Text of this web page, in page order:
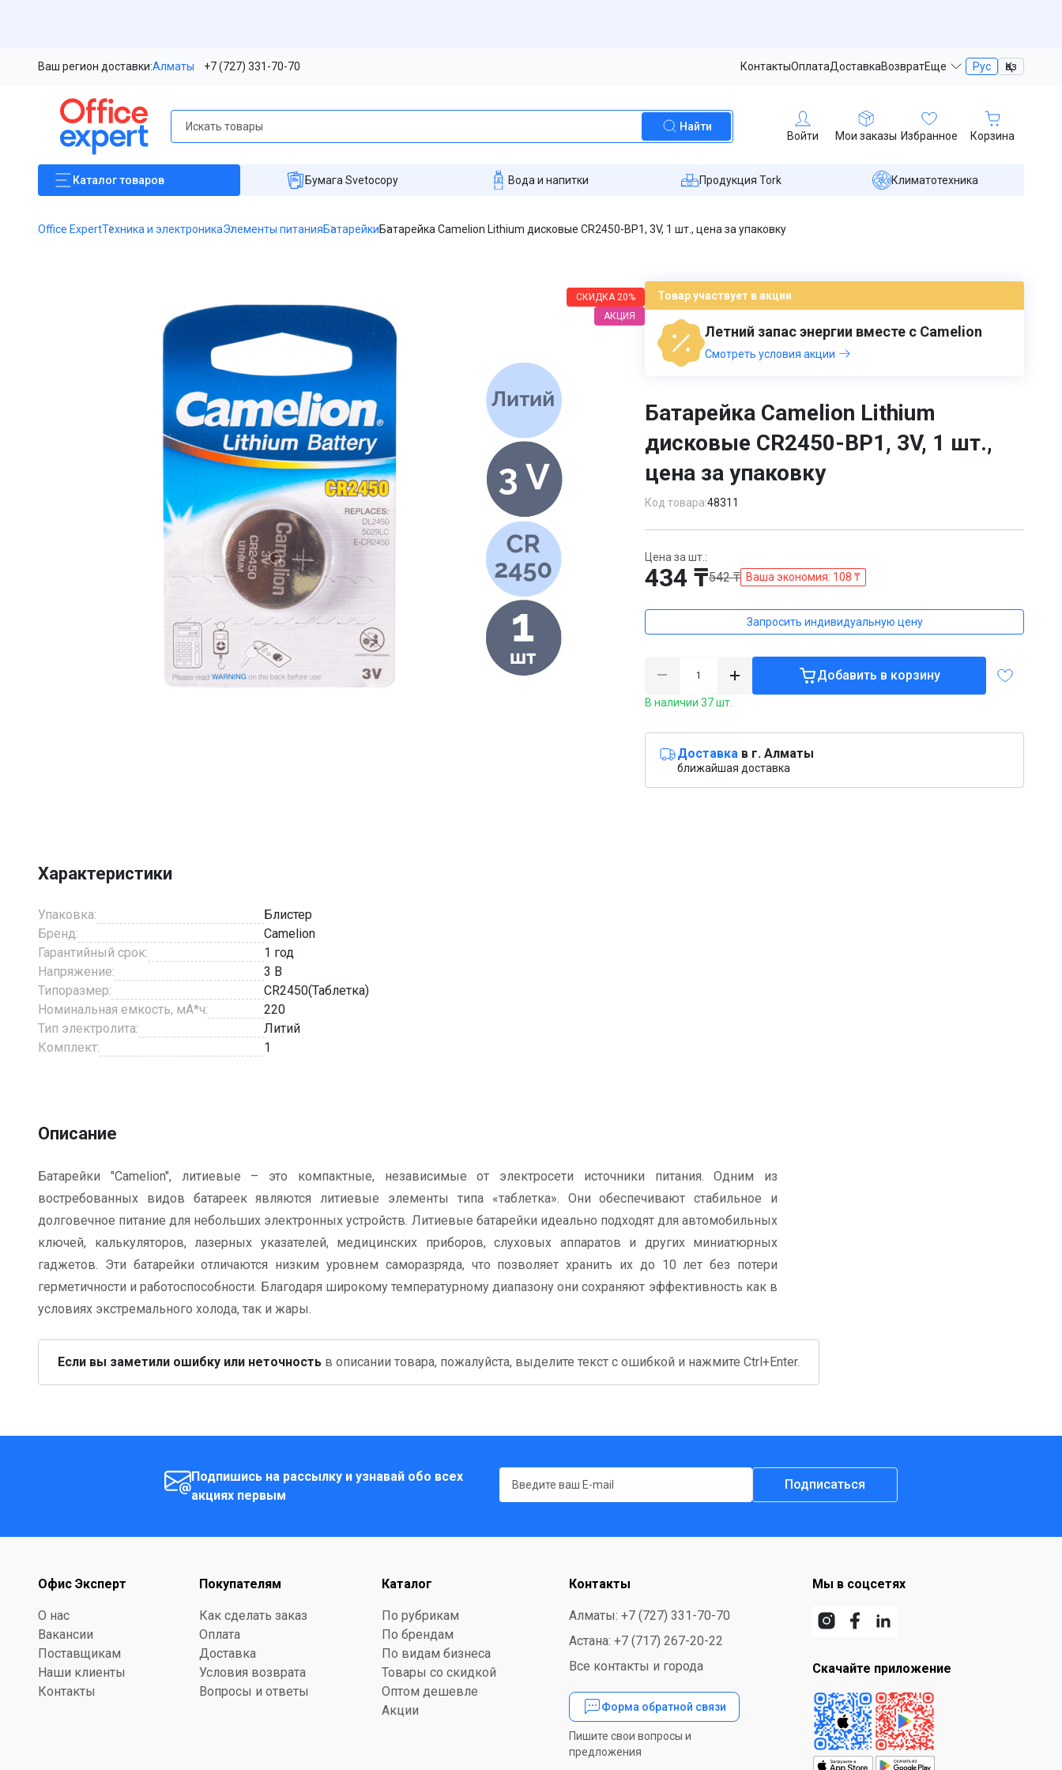
Ваш регион доставки:Алматы +7 (727) 331-70-70 КонтактыОплатаДоставкаВозвратЕще Рус Қаз
Найти
Войти Мои заказы Избранное Корзина
Каталогтоваров Бумага Svetocopy Вода и напитки Продукция Tork Климатотехника
Office ExpertТехника и электроникаЭлементы питанияБатарейкиБатарейка Camelion Lithium дисковые CR2450-BP1, 3V, 1 шт., цена за упаковку
СКИДКА 20%
АКЦИЯ
Товар участвует в акции
Летний запас энергии вместе с Camelion
Смотреть условия акции
Батарейка Camelion Lithium
дисковые CR2450-BP1, 3V, 1 шт.,
цена за упаковку
Код товара:48311
Цена за шт.:
434 ₸542 ₸ Ваша экономия: 108 ₸
Запросить индивидуальную цену
Добавить в корзину
В наличии 37 шт.
Доставка в г. Алматы
ближайшая доставка
Характеристики
Упаковка:
Блистер
Бренд:
Camelion
Гарантийный срок:
1 год
Напряжение:
3 В
Типоразмер:
CR2450(Таблетка)
Номинальная емкость, мА*ч:
220
Тип электролита:
Литий
Комплект:
1
Описание
Батарейки "Camelion", литиевые – это компактные, независимые от электросети источники питания. Одним из
востребованных видов батареек являются литиевые элементы типа «таблетка». Они обеспечивают стабильное и
долговечное питание для небольших электронных устройств. Литиевые батарейки идеально подходят для автомобильных
ключей, калькуляторов, лазерных указателей, медицинских приборов, слуховых аппаратов и других миниатюрных
гаджетов. Эти батарейки отличаются низким уровнем саморазряда, что позволяет хранить их до 10 лет без потери
герметичности и работоспособности. Благодаря широкому температурному диапазону они сохраняют эффективность как в
условиях экстремального холода, так и жары.
Если вы заметили ошибку или неточность в описании товара, пожалуйста, выделите текст с ошибкой и нажмите Ctrl+Enter.
Подпишись на рассылку и узнавай обо всех
акциях первым
Подписаться
Офис Эксперт
О нас
Вакансии
Поставщикам
Наши клиенты
Контакты
Покупателям
Как сделать заказ
Оплата
Доставка
Условия возврата
Вопросы и ответы
Каталог
По рубрикам
По брендам
По видам бизнеса
Товары со скидкой
Оптом дешевле
Акции
Контакты
Алматы: +7 (727) 331-70-70
Астана: +7 (717) 267-20-22
Все контакты и города
Форма обратной связи
Пишите свои вопросы и
предложения
Мы в соцсетях
Скачайте приложение